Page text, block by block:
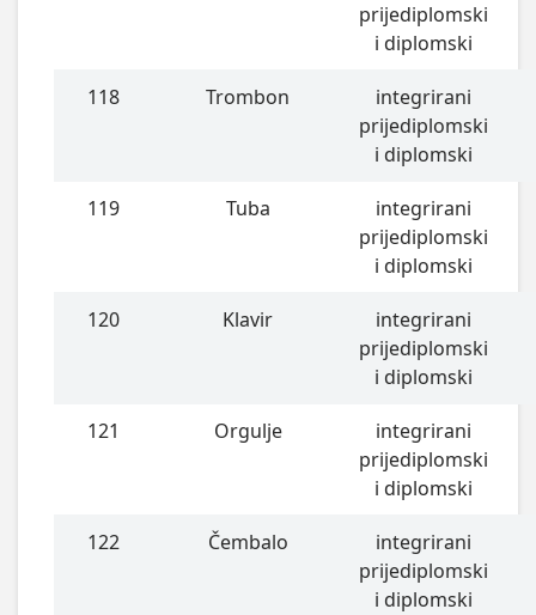
prijediplomski
i diplomski
118 Trombon
integrirani
prijediplomski
i diplomski
119 Tuba
integrirani
prijediplomski
i diplomski
120 Klavir
integrirani
prijediplomski
i diplomski
121 Orgulje
integrirani
prijediplomski
i diplomski
122 Čembalo
integrirani
prijediplomski
i diplomski